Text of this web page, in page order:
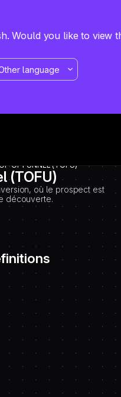
/ LEXIQUE
Definitions > Page settings >
Would you like to view
OF FUNNEL (TOFU)
(TOFU)
où le prospect est
découverte.